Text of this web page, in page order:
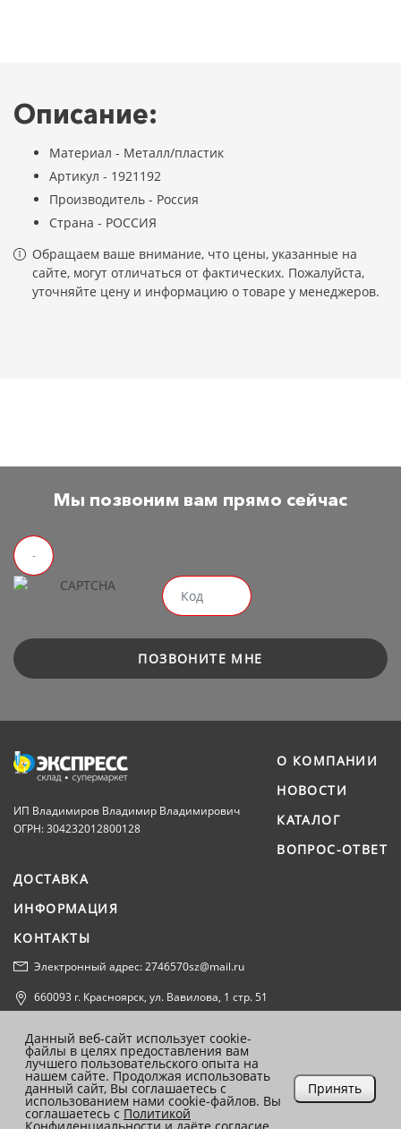
Описание:
Материал - Металл/пластик
Артикул - 1921192
Производитель - Россия
Страна - РОССИЯ
Обращаем ваше внимание, что цены, указанные на
сайте, могут отличаться от фактических. Пожалуйста,
уточняйте цену и информацию о товаре у менеджеров.
Мы позвоним вам прямо сейчас
ПОЗВОНИТЕ МНЕ
ИП Владимиров Владимир Владимирович
ОГРН: 304232012800128
О КОМПАНИИ
НОВОСТИ
КАТАЛОГ
ВОПРОС-ОТВЕТ
ДОСТАВКА
ИНФОРМАЦИЯ
КОНТАКТЫ
Электронный адрес: 2746570sz@mail.ru
660093 г. Красноярск, ул. Вавилова, 1 стр. 51
Согласие на обработку персональных данных
Данный веб-сайт использует cookie-
файлы в целях предоставления вам
лучшего пользовательского опыта на
нашем сайте. Продолжая использовать
данный сайт, Вы соглашаетесь с
использованием нами cookie-файлов. Вы
соглашаетесь с Политикой
Принять